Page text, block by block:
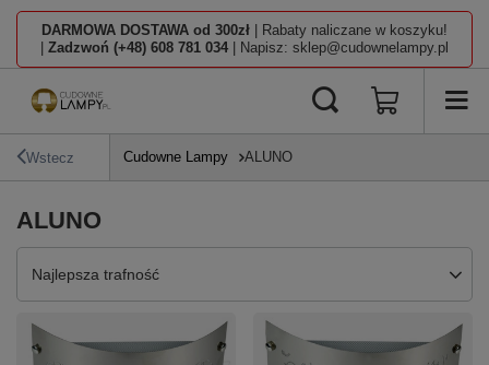
DARMOWA DOSTAWA od 300zł | Rabaty naliczane w koszyku!
Zadzwoń (+48) 608 781 034 | Napisz: sklep@cudownelampy.pl
Wstecz Cudowne Lampy ALUNO
ALUNO
Zmień sortowanie
Najlepsza trafność